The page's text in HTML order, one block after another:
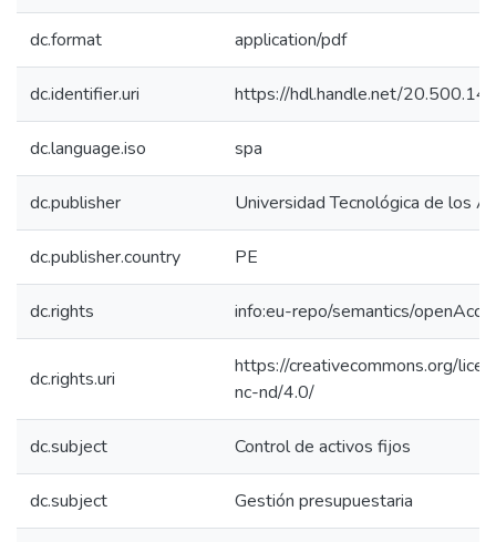
dc.format application/pdf
dc.identifier.uri https://hdl.handle.net/
dc.language.iso spa
dc.publisher Universidad Tecnológica de los
dc.publisher.country PE
dc.rights info:eu-repo/semantics/
dc.rights.uri
https://creativecommons.org/
nc-nd/4.0/
dc.subject Control de activos fijos
dc.subject Gestión presupuestaria